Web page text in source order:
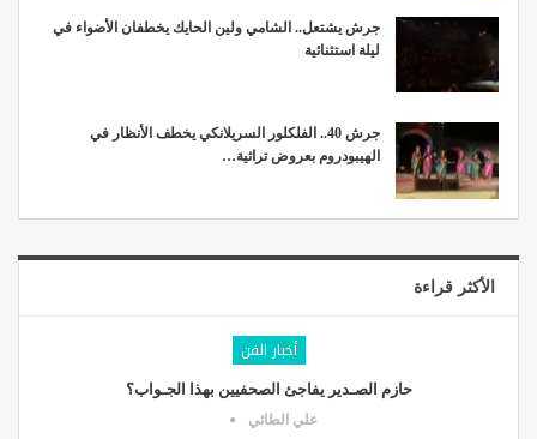
جرش يشتعل.. الشامي ولين الحايك يخطفان الأضواء في
ليلة استثنائية
جرش 40.. الفلكلور السريلانكي يخطف الأنظار في
الهيبودروم بعروض تراثية…
الأكثر قراءة
أخبار الفن
حازم الصـدير يفاجئ الصحفيين بهذا الجـواب؟
علي الطائي